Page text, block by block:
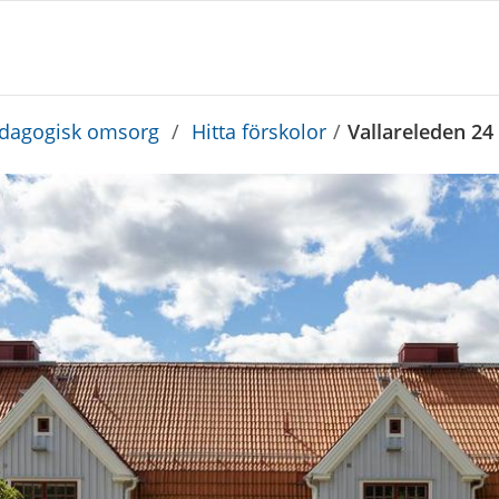
omsorg / Hitta förskolor / Vallareleden